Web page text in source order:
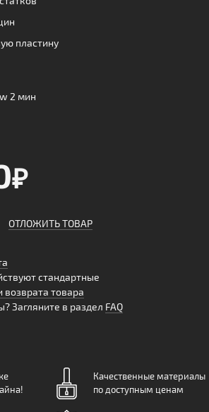
пластину
2 мин
₽
ОТЛОЖИТЬ ТОВАР
стандартные
возврата товара
Загляните в раздел FAQ
Качественные материалы
по доступным ценам